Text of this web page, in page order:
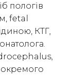
пологів
fetal
КТГ,
окремого